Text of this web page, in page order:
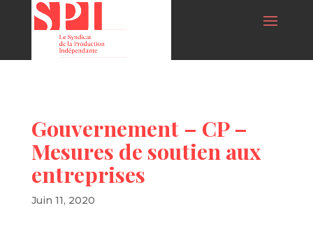
Gouvernement – CP –
Mesures de soutien aux
entreprises
Juin 11, 2020